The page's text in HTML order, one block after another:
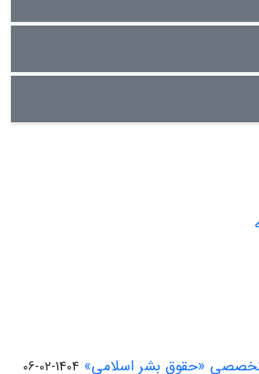
تخصصی «حقوق بشر اسلامی» 1404-02-06